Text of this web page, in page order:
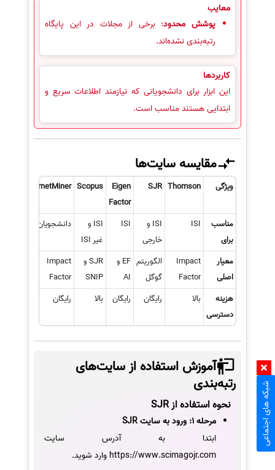
معایب
پوشش محدود: برخی از مجلات در این پایگاه
رتبه‌بندی نشده‌اند.
کاربردها
این ابزار برای دانشجویانی که نیازمند اطلاعات سریع و
ابتدایی هستند مناسب است.
مقایسه سایت‌ها
ویژگی Thomson
SJR
Eigen
Factor
Scopus
ArnetMiner
مناسب
برای
ISI
ISI و
خارجی
ISI
ISI و
غیر ISI
دانشجویان
معیار
اصلی
Impact
Factor
الگوریتم
گوگل
EF و
AI
SJR و
SNIP
Impact
Factor
هزینه
دسترسی
بالا رایگان رایگان بالا رایگان
آموزش استفاده از سایت‌های
رتبه‌بندی
نحوه استفاده از SJR
مرحله 1: ورود به سایت SJR
ابتدا به آدرس سایت
https://www.scimagojr.com وارد شوید.
شبکه های اجتماعی